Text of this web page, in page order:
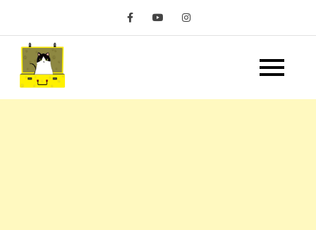
content
嘿 我要旅行 Hey Travel
Life